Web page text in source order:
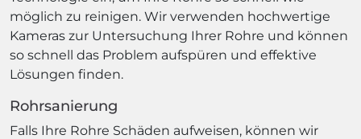
möglich zu reinigen. Wir verwenden hochwertige
Kameras zur Untersuchung Ihrer Rohre und können
so schnell das Problem aufspüren und effektive
Lösungen finden.
Rohrsanierung
Falls Ihre Rohre Schäden aufweisen, können wir